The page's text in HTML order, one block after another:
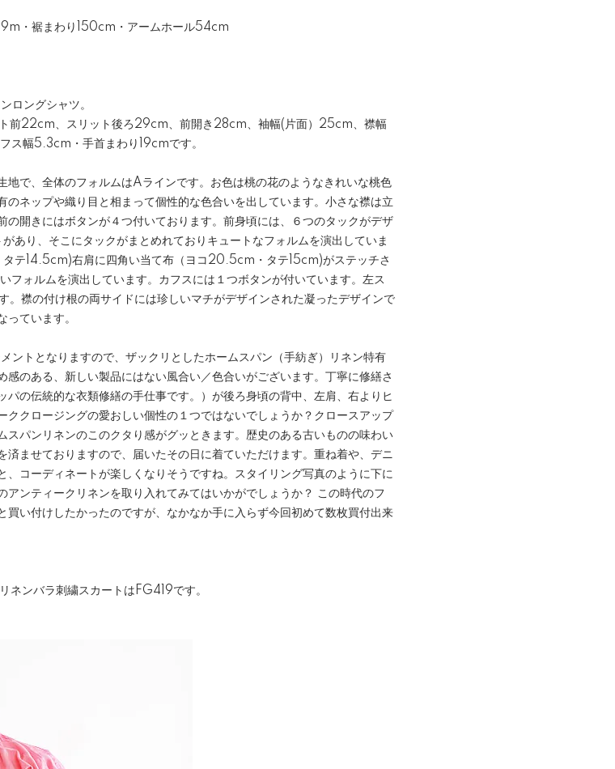
・裾まわり150cm・アームホール54cm
ロングシャツ。
前22cm、スリット後ろ29cm、前開き28cm、袖幅(片面）25cm、襟幅
ス幅5.3cm・手首まわり19cmです。
地で、全体のフォルムはAラインです。お色は桃の花のようなきれいな桃色
ネップや織り目と相まって個性的な色合いを出しています。小さな襟は立
の開きにはボタンが４つ付いております。前身頃には、６つのタックがデザ
あり、そこにタックがまとめれておりキュートなフォルムを演出していま
タテ14.5cm)右肩に四角い当て布（ヨコ20.5cm・タテ15cm)がステッチさ
フォルムを演出しています。カフスには１つボタンが付いています。左ス
。襟の付け根の両サイドには珍しいマチがデザインされた凝ったデザインで
ています。
トとなりますので、ザックリとしたホームスパン（手紡ぎ）リネン特有
のある、新しい製品にはない風合い／色合いがございます。丁寧に修繕さ
の伝統的な衣類修繕の手仕事です。）が後ろ身頃の背中、左肩、右よりヒ
ククロージングの愛おしい個性の１つではないでしょうか？クロースアップ
パンリネンのこのクタり感がグッときます。歴史のある古いものの味わい
済ませておりますので、届いたその日に着ていただけます。重ね着や、デニ
コーディネートが楽しくなりそうですね。スタイリング写真のように下に
ンティークリネンを取り入れてみてはいかがでしょうか？ この時代のフ
買い付けしたかったのですが、なかなか手に入らず今回初めて数枚買付出来
ネンバラ刺繍スカートは FG419です。